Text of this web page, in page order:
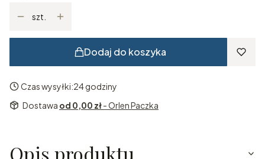
szt.
Dodaj do koszyka
Czas wysyłki:24 godziny
Dostawa od 0,00 zł- Orlen Paczka
Opis produktu